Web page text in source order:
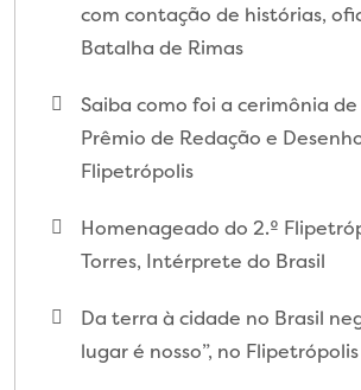
com contação de histórias,
Batalha de Rimas
Saiba como foi a cerimônia
Prêmio de Redação e
Flipetrópolis
Homenageado do 2.º
Torres, Intérprete do Brasil
Da terra à cidade no Brasil
lugar é nosso”, no Flipetrópolis